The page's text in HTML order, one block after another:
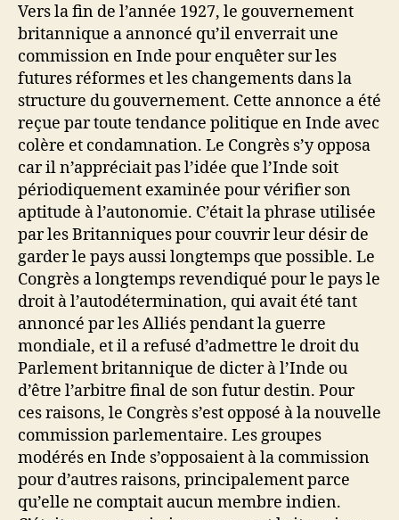
Vers la fin de l’année 1927, le gouvernement
britannique a annoncé qu’il enverrait une
commission en Inde pour enquêter sur les
futures réformes et les changements dans la
structure du gouvernement. Cette annonce a été
reçue par toute tendance politique en Inde avec
colère et condamnation. Le Congrès s’y opposa
car il n’appréciait pas l’idée que l’Inde soit
périodiquement examinée pour vérifier son
aptitude à l’autonomie. C’était la phrase utilisée
par les Britanniques pour couvrir leur désir de
garder le pays aussi longtemps que possible. Le
Congrès a longtemps revendiqué pour le pays le
droit à l’autodétermination, qui avait été tant
annoncé par les Alliés pendant la guerre
mondiale, et il a refusé d’admettre le droit du
Parlement britannique de dicter à l’Inde ou
d’être l’arbitre final de son futur destin. Pour
ces raisons, le Congrès s’est opposé à la nouvelle
commission parlementaire. Les groupes
modérés en Inde s’opposaient à la commission
pour d’autres raisons, principalement parce
qu’elle ne comptait aucun membre indien.